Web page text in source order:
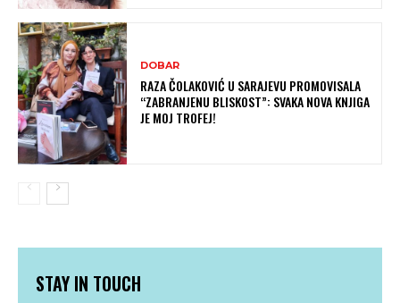
DOBAR
RAZA ČOLAKOVIĆ U SARAJEVU PROMOVISALA
“ZABRANJENU BLISKOST”: SVAKA NOVA KNJIGA
JE MOJ TROFEJ!
STAY IN TOUCH